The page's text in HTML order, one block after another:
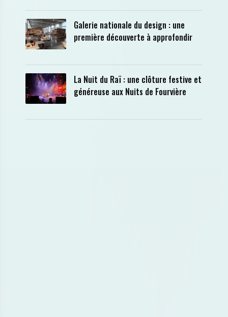
Galerie nationale du design : une
première découverte à approfondir
La Nuit du Raï : une clôture festive et
généreuse aux Nuits de Fourvière